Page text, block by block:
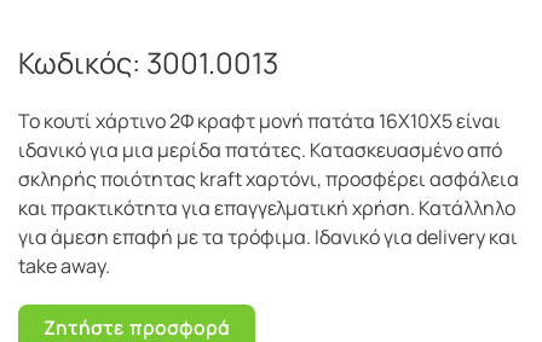
Κωδικός: 3001.0013
Το κουτί χάρτινο 2Φ κραφτ μονή πατάτα 16Χ10Χ5 είναι
ιδανικό για μια μερίδα πατάτες. Κατασκευασμένο από
σκληρής ποιότητας kraft χαρτόνι, προσφέρει ασφάλεια
και πρακτικότητα για επαγγελματική χρήση. Κατάλληλο
για άμεση επαφή με τα τρόφιμα. Ιδανικό για delivery και
take away.
Ζητήστε προσφορά